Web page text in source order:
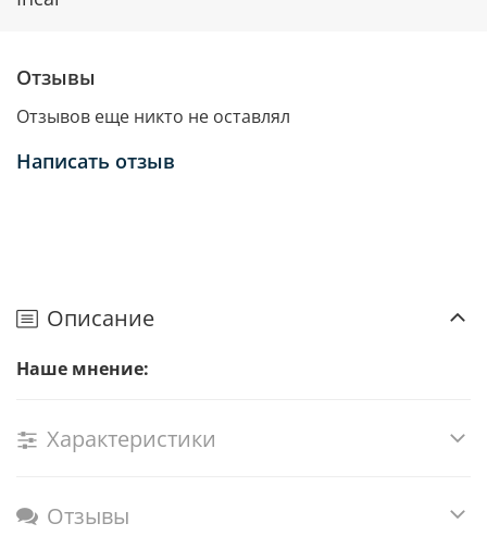
Отзывы
Отзывов еще никто не оставлял
Написать отзыв
Описание
Наше мнение:
Характеристики
Отзывы